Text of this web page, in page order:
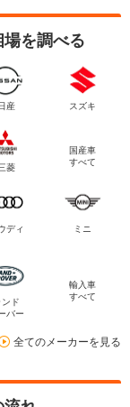
を調べる
産 スズキ
菱
国産車
すべて
ディ ミニ
ンド
バー
輸入車
すべて
全てのメーカーを見る